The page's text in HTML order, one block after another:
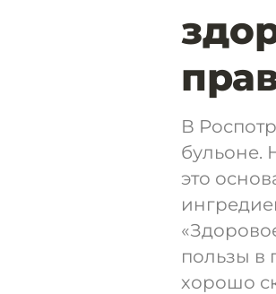
В
бульоне.
это
пользы в
хорошо